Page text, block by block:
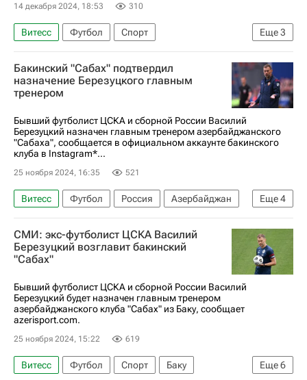
14 декабря 2024, 18:53 310
Еще3
Витесс Футбол
Спорт
Василий Березуцкий
ПФК ЦСКА
Краснодар
Бакинский "Сабах" подтвердил
назначение Березуцкого главным
тренером
Бывший футболист ЦСКА и сборной России Василий
Березуцкий назначен главным тренером азербайджанского
"Сабаха", сообщается в официальном аккаунте бакинского
клуба в Instagram*...
25 ноября 2024, 16:35 521
Еще4
Витесс Футбол Россия
Азербайджан
Василий Березуцкий
Леонид Слуцкий (политик)
ПФК ЦСКА
Краснодар
СМИ: экс-футболист ЦСКА Василий
Березуцкий возглавит бакинский
"Сабах"
Бывший футболист ЦСКА и сборной России Василий
Березуцкий будет назначен главным тренером
азербайджанского клуба "Сабах" из Баку, сообщает
azerisport.com.
25 ноября 2024, 15:22 619
Еще6
Витесс Футбол Спорт
Баку